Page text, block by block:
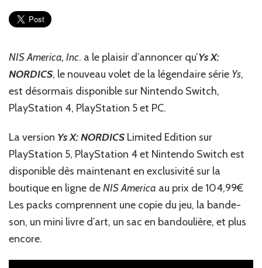
est
disponible
NIS America, Inc. a le plaisir d’annoncer qu’Ys X:
NORDICS, le nouveau volet de la légendaire série Ys,
est désormais disponible sur Nintendo Switch,
PlayStation 4, PlayStation 5 et PC.
La version Ys X: NORDICS Limited Edition sur
PlayStation 5, PlayStation 4 et Nintendo Switch est
disponible dès maintenant en exclusivité sur la
boutique en ligne deNIS America au prix de 104,99€
Les packs comprennent une copie du jeu, la bande-
son, un mini livre d’art, un sac en bandoulière, et plus
encore.